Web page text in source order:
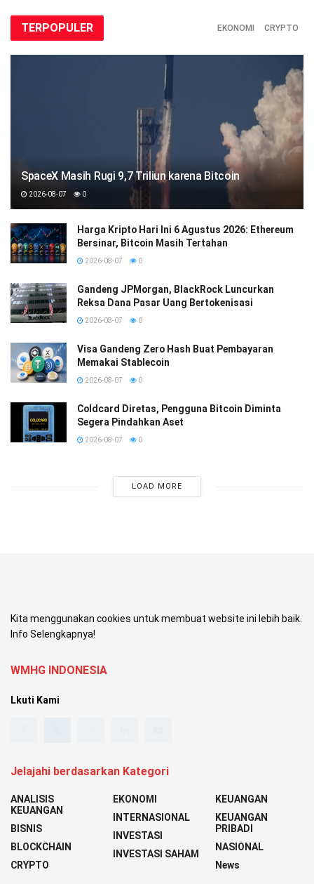
TERPOPULER EKONOMI CRYPTO
SpaceX Masih Rugi 9,7 Triliun karena Bitcoin
2026-08-07 0
Harga Kripto Hari Ini 6 Agustus 2026: Ethereum
Bersinar, Bitcoin Masih Tertahan
2026-08-07 0
Gandeng JPMorgan, BlackRock Luncurkan
Reksa Dana Pasar Uang Bertokenisasi
2026-08-07 0
Visa Gandeng Zero Hash Buat Pembayaran
Memakai Stablecoin
2026-08-07 0
Coldcard Diretas, Pengguna Bitcoin Diminta
Segera Pindahkan Aset
2026-08-07 0
LOAD MORE
Kita menggunakan cookies untuk membuat website ini lebih baik.
Info Selengkapnya!
WMHG INDONESIA
Lkuti Kami
Jelajahi berdasarkan Kategori
ANALISIS
KEUANGAN
BISNIS
BLOCKCHAIN
CRYPTO
EKONOMI
INTERNASIONAL
INVESTASI
INVESTASI SAHAM
KEUANGAN
KEUANGAN
PRIBADI
NASIONAL
News